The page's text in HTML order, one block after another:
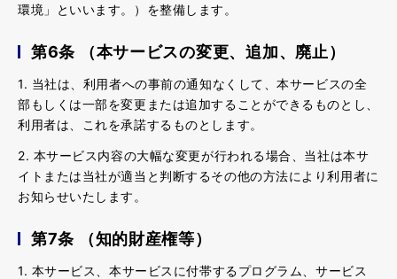
環境」といいます。）を整備します。
第6条 （本サービスの変更、追加、廃止）
1. 当社は、利用者への事前の通知なくして、本サービスの全
部もしくは一部を変更または追加することができるものとし、
利用者は、これを承諾するものとします。
2. 本サービス内容の大幅な変更が行われる場合、当社は本サ
イトまたは当社が適当と判断するその他の方法により利用者に
お知らせいたします。
第7条 （知的財産権等）
1. 本サービス、本サービスに付帯するプログラム、サービス